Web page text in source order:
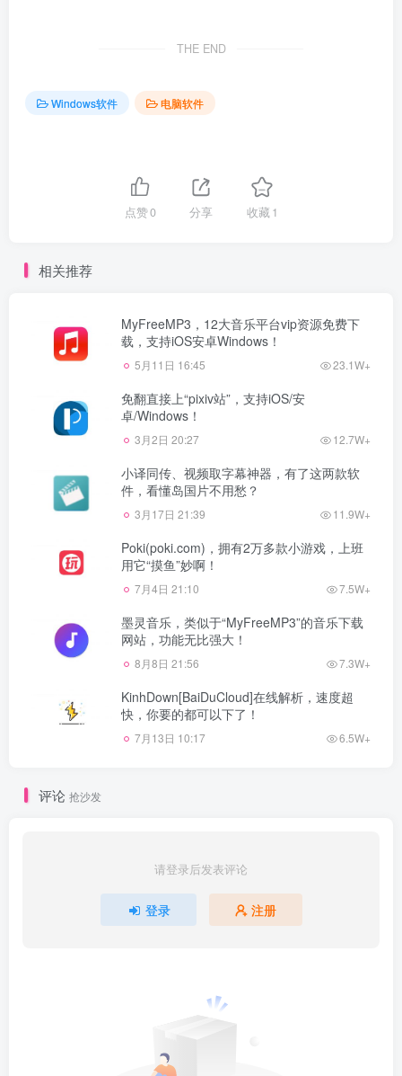
THE END
Windows软件 电脑软件
点赞0 分享 收藏1
相关推荐
MyFreeMP3，12大音乐平台vip资源免费下
载，支持iOS安卓Windows！
5月11日 16:45 23.1W+
免翻直接上“pixiv站”，支持iOS/安
卓/Windows！
3月2日 20:27 12.7W+
小译同传、视频取字幕神器，有了这两款软
件，看懂岛国片不用愁？
3月17日 21:39 11.9W+
Poki(poki.com)，拥有2万多款小游戏，上班
用它“摸鱼”妙啊！
7月4日 21:10 7.5W+
墨灵音乐，类似于“MyFreeMP3”的音乐下载
网站，功能无比强大！
8月8日 21:56 7.3W+
KinhDown[BaiDuCloud]在线解析，速度超
快，你要的都可以下了！
7月13日 10:17 6.5W+
评论 抢沙发
请登录后发表评论
登录 注册